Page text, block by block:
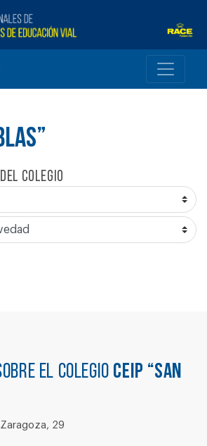
colegio
el colegio CEIP “SAN
29